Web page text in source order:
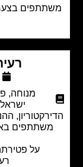
בצערו של
האם
רעיה
מנוחה
פרסום
ישראל היום,
ההנהלה
באבלכם
על פטירתה של
רעיה